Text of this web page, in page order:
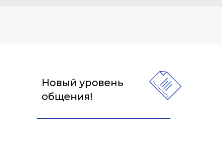
Новый уровень
общения!